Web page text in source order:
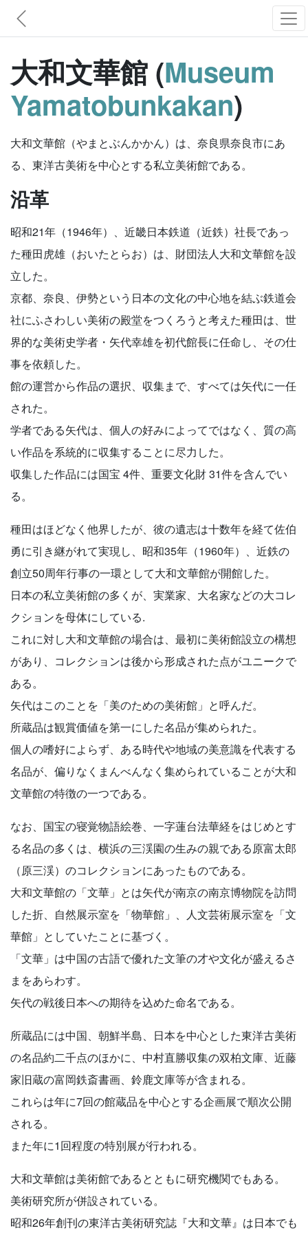
大和文華館 (Museum
Yamatobunkakan)
大和文華館（やまとぶんかかん）は、奈良県奈良市にあ
る、東洋古美術を中心とする私立美術館である。
沿革
昭和21年（1946年）、近畿日本鉄道（近鉄）社長であっ
た種田虎雄（おいたとらお）は、財団法人大和文華館を設
立した。
京都、奈良、伊勢という日本の文化の中心地を結ぶ鉄道会
社にふさわしい美術の殿堂をつくろうと考えた種田は、世
界的な美術史学者・矢代幸雄を初代館長に任命し、その仕
事を依頼した。
館の運営から作品の選択、収集まで、すべては矢代に一任
された。
学者である矢代は、個人の好みによってではなく、質の高
い作品を系統的に収集することに尽力した。
収集した作品には国宝 4件、重要文化財 31件を含んでい
る。
種田はほどなく他界したが、彼の遺志は十数年を経て佐伯
勇に引き継がれて実現し、昭和35年（1960年）、近鉄の
創立50周年行事の一環として大和文華館が開館した。
日本の私立美術館の多くが、実業家、大名家などの大コレ
クションを母体にしている.
これに対し大和文華館の場合は、最初に美術館設立の構想
があり、コレクションは後から形成された点がユニークで
ある。
矢代はこのことを「美のための美術館」と呼んだ。
所蔵品は観賞価値を第一にした名品が集められた。
個人の嗜好によらず、ある時代や地域の美意識を代表する
名品が、偏りなくまんべんなく集められていることが大和
文華館の特徴の一つである。
なお、国宝の寝覚物語絵巻、一字蓮台法華経をはじめとす
る名品の多くは、横浜の三渓園の生みの親である原富太郎
（原三渓）のコレクションにあったものである。
大和文華館の「文華」とは矢代が南京の南京博物院を訪問
した折、自然展示室を「物華館」、人文芸術展示室を「文
華館」としていたことに基づく。
「文華」は中国の古語で優れた文筆の才や文化が盛えるさ
まをあらわす。
矢代の戦後日本への期待を込めた命名である。
所蔵品には中国、朝鮮半島、日本を中心とした東洋古美術
の名品約二千点のほかに、中村直勝収集の双柏文庫、近藤
家旧蔵の富岡鉄斎書画、鈴鹿文庫等が含まれる。
これらは年に7回の館蔵品を中心とする企画展で順次公開
される。
また年に1回程度の特別展が行われる。
大和文華館は美術館であるとともに研究機関でもある。
美術研究所が併設されている。
昭和26年創刊の東洋古美術研究誌『大和文華』は日本でも